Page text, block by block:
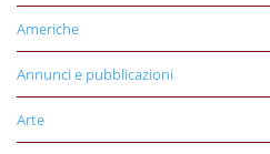
Americhe
Annunci e pubblicazioni
Arte